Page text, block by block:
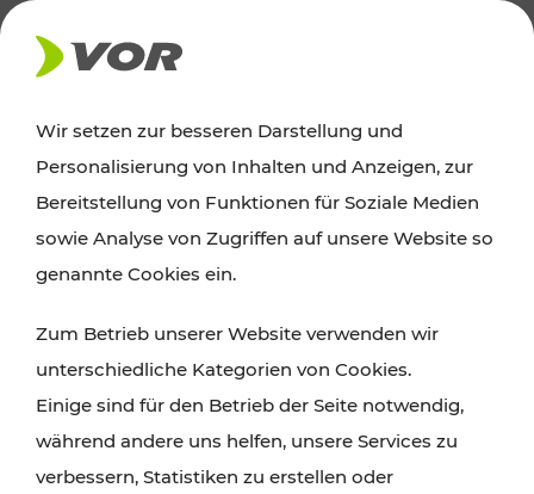
AKTUELLES
Ausflugstipps
Wien, Niederösterreich und das Burgenland
Wanderungen, Kultur und Gastronomie,
Radtouren oder purer Naturgenuss – viele
Attraktionen sind mit den Ticket- und Fahrplan-
Angeboten des VOR gut und schnell erreichbar.
Wir setzen zur besseren Darstellung und
Personalisierung von Inhalten und Anzeigen, zur
Bereitstellung von Funktionen für Soziale Medien
sowie Analyse von Zugriffen auf unsere Website so
genannte Cookies ein.
Zum Betrieb unserer Website verwenden wir
unterschiedliche Kategorien von Cookies.
Einige sind für den Betrieb der Seite notwendig,
während andere uns helfen, unsere Services zu
verbessern, Statistiken zu erstellen oder